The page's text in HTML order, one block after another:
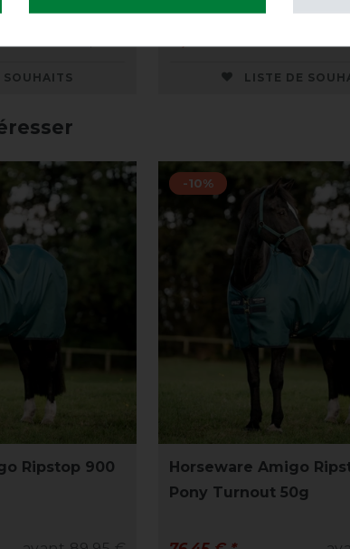
SOUHAITS LISTE DE
Ripstop 900
-10%
Horseware Amigo
Pony Turnout 50g